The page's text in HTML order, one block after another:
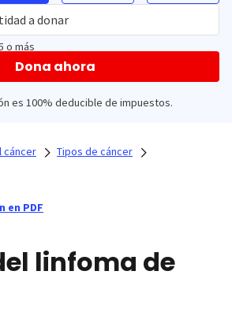
o más
Dona ahora
es 100% deducible de impuestos.
cáncer
Tipos de cáncer
en PDF
linfoma de